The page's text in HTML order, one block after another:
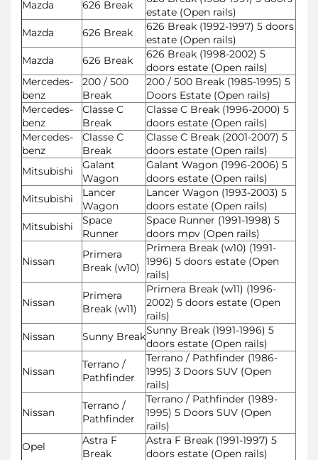
Mazda 626 Break
estate (Open rails)
Mazda
626 Break
626 Break (1992-1997) 5 doors
estate (Open rails)
Mazda
626 Break
626 Break (1998-2002) 5
doors estate (Open rails)
Mercedes-
benz
200 / 500
Break
200 / 500 Break (1985-1995) 5
Doors Estate (Open rails)
Mercedes-
benz
Classe C
Break
Classe C Break (1996-2000) 5
doors estate (Open rails)
Mercedes-
benz
Classe C
Break
Classe C Break (2001-2007) 5
doors estate (Open rails)
Mitsubishi
Galant
Wagon
Galant Wagon (1996-2006) 5
doors estate (Open rails)
Mitsubishi
Lancer
Wagon
Lancer Wagon (1993-2003) 5
doors estate (Open rails)
Mitsubishi
Space
Runner
Space Runner (1991-1998) 5
doors mpv (Open rails)
Nissan
Primera
Break (w10)
Primera Break (w10) (1991-
1996) 5 doors estate (Open
rails)
Nissan
Primera
Break (w11)
Primera Break (w11) (1996-
2002) 5 doors estate (Open
rails)
Nissan
Sunny BreakSunny Break (1991-1996) 5
doors estate (Open rails)
Nissan
Terrano /
Pathfinder
Terrano / Pathfinder (1986-
1995) 3 Doors SUV (Open
rails)
Nissan
Terrano /
Pathfinder
Terrano / Pathfinder (1989-
1995) 5 Doors SUV (Open
rails)
Opel
Astra F
Break
Astra F Break (1991-1997) 5
doors estate (Open rails)